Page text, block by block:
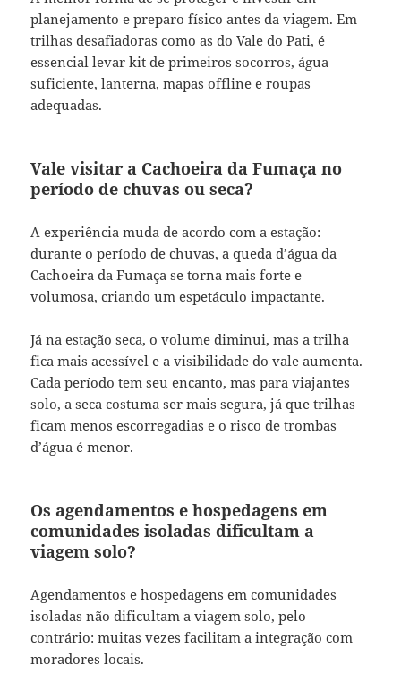
planejamento e preparo físico antes da viagem. Em
trilhas desafiadoras como as do Vale do Pati, é
essencial levar kit de primeiros socorros, água
suficiente, lanterna, mapas offline e roupas
adequadas.
Vale visitar a Cachoeira da Fumaça no
período de chuvas ou seca?
A experiência muda de acordo com a estação:
durante o período de chuvas, a queda d’água da
Cachoeira da Fumaça se torna mais forte e
volumosa, criando um espetáculo impactante.
Já na estação seca, o volume diminui, mas a trilha
fica mais acessível e a visibilidade do vale aumenta.
Cada período tem seu encanto, mas para viajantes
solo, a seca costuma ser mais segura, já que trilhas
ficam menos escorregadias e o risco de trombas
d’água é menor.
Os agendamentos e hospedagens em
comunidades isoladas dificultam a
viagem solo?
Agendamentos e hospedagens em comunidades
isoladas não dificultam a viagem solo, pelo
contrário: muitas vezes facilitam a integração com
moradores locais.